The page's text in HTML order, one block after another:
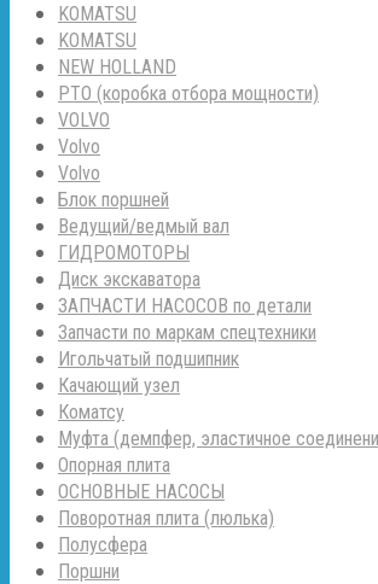
KOMATSU
KOMATSU
NEW HOLLAND
PTO (коробка отбора мощности)
VOLVO
Volvo
Volvo
Блок поршней
Ведущий/ведмый вал
ГИДРОМОТОРЫ
Диск экскаватора
ЗАПЧАСТИ НАСОСОВ по детали
Запчасти по маркам спецтехники
Игольчатый подшипник
Качающий узел
Коматсу
Муфта (демпфер, эластичное
Опорная плита
ОСНОВНЫЕ НАСОСЫ
Поворотная плита (люлька)
Полусфера
Поршни